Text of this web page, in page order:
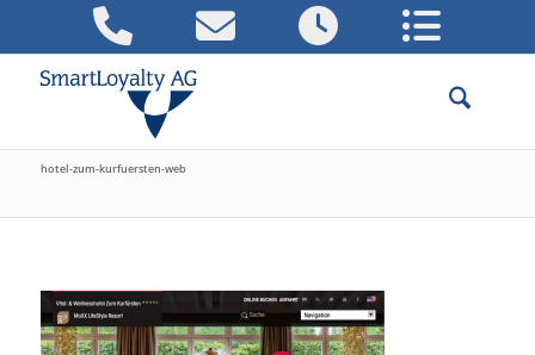
hotel-zum-kurfuersten-web